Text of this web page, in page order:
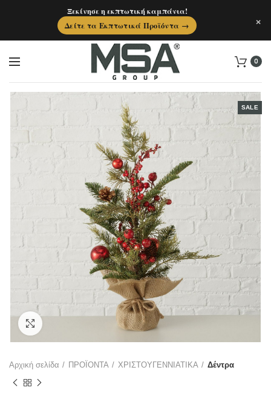
0
SALE
Αρχική σελίδα ΠΡΟΪΟΝΤΑ ΧΡΙΣΤΟΥΓΕΝΝΙΑΤΙΚΑ Δέντρα
Ξεκίνησε η εκπτωτική καμπάνια!
Δείτε τα Εκπτωτικά Προϊόντα →
×